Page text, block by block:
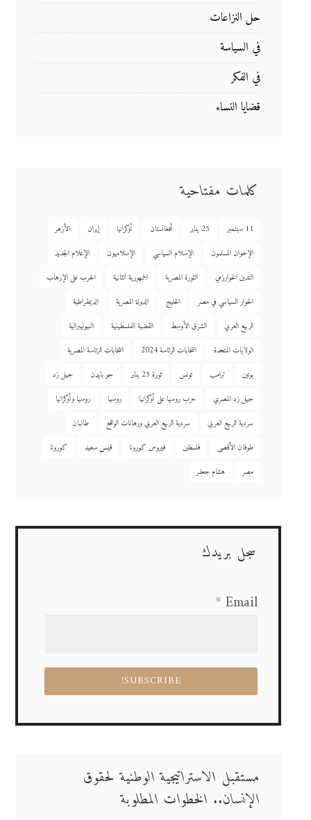
حل النزاعات
في السياسة
في الفكر
قضايا النساء
كلمات مفتاحية
11 سبتمبر 25 يناير أفغانستان أوكرانيا إيران
الأزهر
الإخوان المسلمون
الإسلام السياسي الإسلاميون
الإعلام الجديد
التدين الخوارزمي
الثورة المصرية الجمهورية الثانية
الحرب على الإرهاب
الحوار السياسي في مصر
الخليج الدولة المصرية
الديمقراطية
الربيع العربي
الشرق الأوسط القضية الفلسطينية
النيوليبرالية
الولايات المتحدة
انتخابات الرئاسة 2024
انتخابات الرئاسة المصرية
بوتين
ترامب تونس ثورة 25 يناير جو بايدن
جيل زد
جيل زد المصري
حرب روسيا على أوكرانيا روسيا
روسيا وأوكرانيا
سردية الربيع العربي
سردية الربيع العربي ورهانات الواقع
طالبان
طوفان الأقصى
فلسطين فيروس كورونا قيس سعيد
كورونا
مصر
هشام جعفر
سجل بريدك
Email
*
مستقبل الاستراتيجية الوطنية لحقوق
الإنسان.. الخطوات المطلوبة